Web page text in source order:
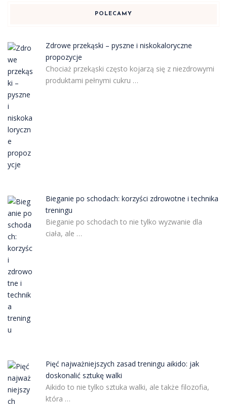
POLECAMY
Zdrowe przekąski – pyszne i niskokaloryczne
propozycje
Chociaż przekąski często kojarzą się z niezdrowymi
produktami pełnymi cukru …
Bieganie po schodach: korzyści zdrowotne i technika
treningu
Bieganie po schodach to nie tylko wyzwanie dla
ciała, ale …
Pięć najważniejszych zasad treningu aikido: jak
doskonalić sztukę walki
Aikido to nie tylko sztuka walki, ale także filozofia,
która …